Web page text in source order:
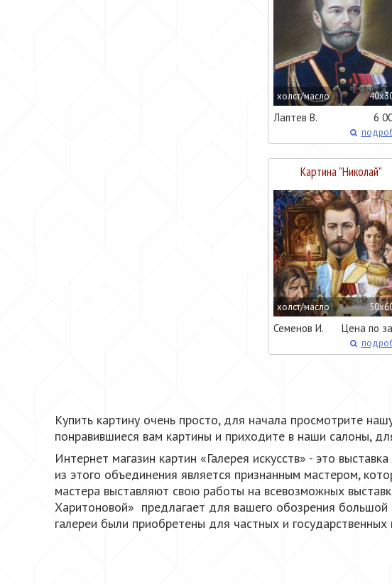
холст/масло
Лаптев В. 6
Картина "Николай"
холст/масло
Семенов И.
Купить картину очень просто, для начала просмотрите
понравившиеся вам картины и приходите в наши салоны,
Интернет магазин картин «Галерея искусств» - это
из этого объединения является признанным мастером,
мастера выставляют свою работы на всевозможных
Харитоновой» предлагает для вашего обозрения
галереи были приобретены для частных и государственных